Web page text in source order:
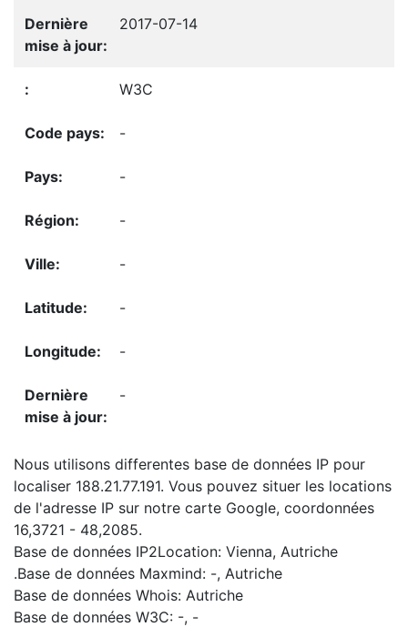
2017-07-14
W3C
-
-
-
-
-
-
-
Nous utilisons differentes base de données IP pour
localiser 188.21.77.191. Vous pouvez situer les locations
de l'adresse IP sur notre carte Google, coordonnées
16,3721 - 48,2085.
Base de données IP2Location: Vienna, Autriche
.Base de données Maxmind: -, Autriche
Base de données Whois: Autriche
Base de données W3C: -, -